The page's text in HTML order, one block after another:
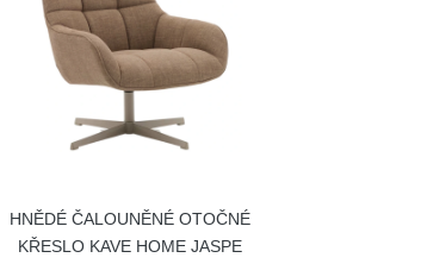
HNĚDÉ ČALOUNĚNÉ OTOČNÉ
KŘESLO KAVE HOME JASPE